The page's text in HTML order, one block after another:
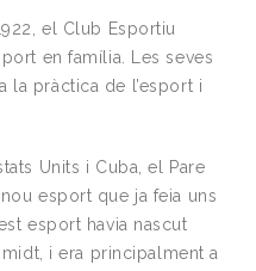
el Club Esportiu
en família. Les seves
la pràctica de l’esport i
Units i Cuba, el Pare
esport que ja feia uns
esport havia nascut
i era principalment a